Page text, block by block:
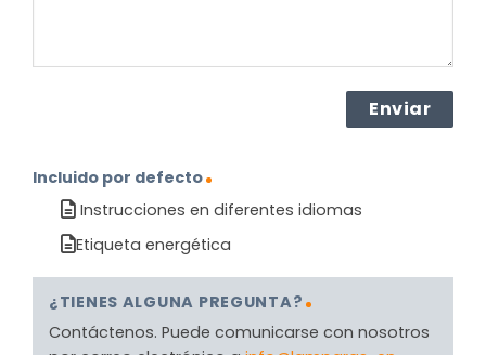
Incluido por defecto
Instrucciones en diferentes idiomas
Etiqueta energética
¿TIENES ALGUNA PREGUNTA?
Contáctenos. Puede comunicarse con nosotros